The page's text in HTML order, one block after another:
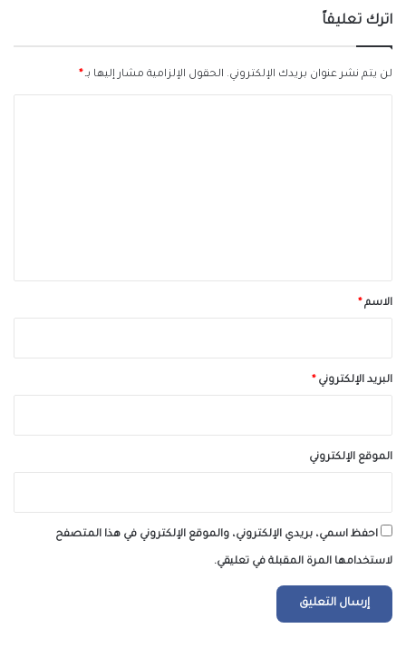
اترك تعليقاً
لن يتم نشر عنوان بريدك الإلكتروني. الحقول الإلزامية مشار إليها بـ*
*الاسم*
البريد الإلكتروني*
الموقع الإلكتروني
احفظ اسمي، بريدي الإلكتروني، والموقع الإلكتروني في هذا المتصفح
لاستخدامها المرة المقبلة في تعليقي.